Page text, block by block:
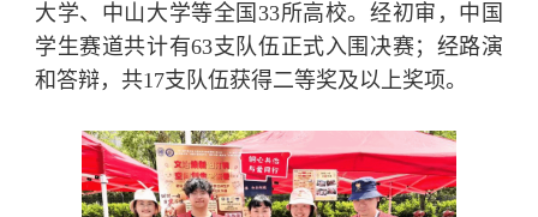
大学、中山大学等全国33所高校。经初审，中国
学生赛道共计有63支队伍正式入围决赛；经路演
和答辩，共17支队伍获得二等奖及以上奖项。